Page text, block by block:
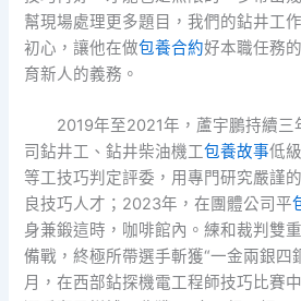
幫現場處理更多題目，我們的鉆井工
初心，讓他在做包養合約好本職任務
育新人的義務。
2019年至2021年，蘆宇鵬持續三
司鉆井工、鉆井柴油機工包養故事低
等工技巧判定評委，用專門研究嚴謹
良技巧人才；2023年，在團體公司平
身兼鍛這時，咖啡館內。練和裁判雙
備戰，終極所帶選手斬獲“一金兩銀四
月，在西部鉆探機電工程師技巧比賽